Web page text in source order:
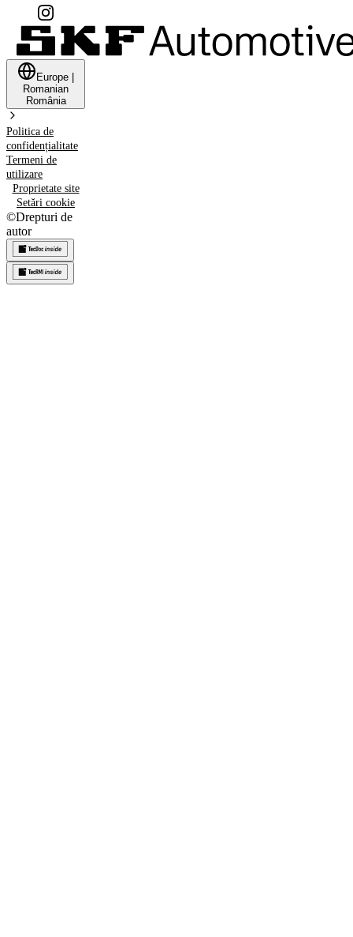
Europe
Romanian
România
Politica de
confidențialitate
Termeni de
utilizare
Proprietate site
Setări cookie
©Drepturi de
autor